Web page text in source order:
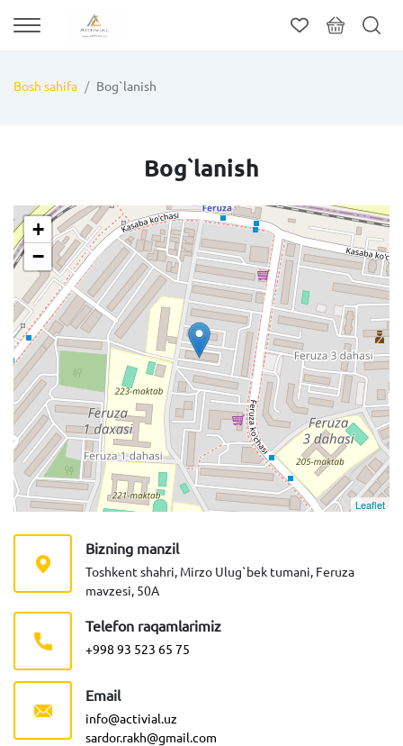
Bosh sahifa Bog`lanish
Bog`lanish
+
−
Leaflet
Bizning manzil
Toshkent shahri, Mirzo Ulug`bek tumani, Feruza
mavzesi, 50A
Telefon raqamlarimiz
+998 93 523 65 75
Email
info@activial.uz
sardor.rakh@gmail.com